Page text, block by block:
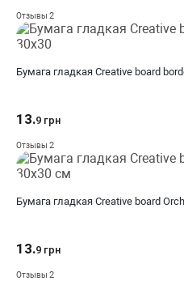
Отзывы 2
Бумага гладкая Creative board
13.9 грн
Отзывы 2
Бумага гладкая Creative board
13.9 грн
Отзывы 2